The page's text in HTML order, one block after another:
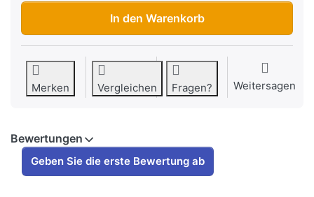
Gasdrehgriff-Rohr Solex 3800 zu CHF 39.90, Menge 1.
In den Warenkorb
Merken Vergleichen Fragen? Weitersagen
Bewertungen
Geben Sie die erste Bewertung ab